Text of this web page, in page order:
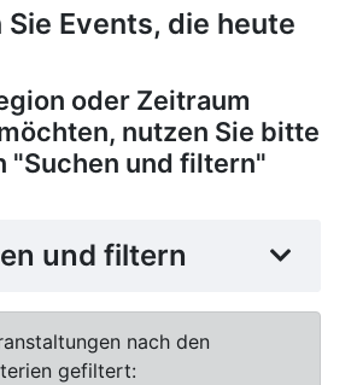
Events, die heute
oder Zeitraum
nutzen Sie bitte
"Suchen und filtern"
und filtern
nach den
gefiltert: